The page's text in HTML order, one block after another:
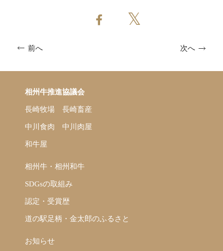
前へ 次へ
相州牛推進協議会
長崎牧場 長崎畜産
中川食肉 中川肉屋
和牛屋
相州牛・相州和牛
SDGsの取組み
認定・受賞歴
道の駅足柄・金太郎のふるさと
お知らせ